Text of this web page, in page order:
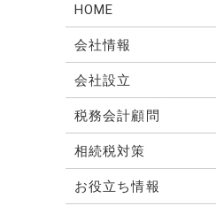
HOME
会社情報
会社設立
税務会計顧問
相続税対策
お役立ち情報